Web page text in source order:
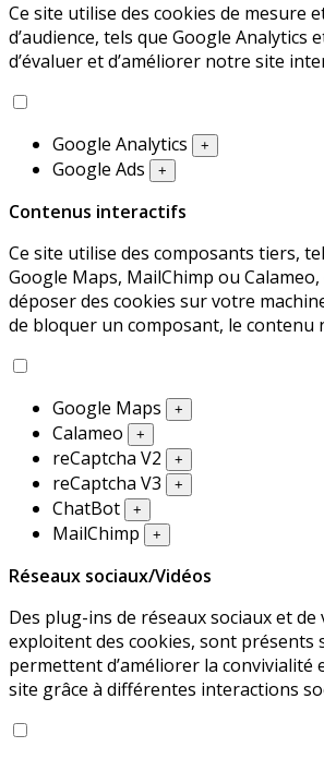
Ce site utilise des cookies de mesure
d’audience, tels que Google Analytics
d’évaluer et d’améliorer notre site
Google Analytics +
Google Ads +
Contenus interactifs
Ce site utilise des composants tiers,
Google Maps, MailChimp ou
déposer des cookies sur votre
de bloquer un composant, le contenu
Google Maps +
Calameo +
reCaptcha V2 +
reCaptcha V3 +
ChatBot +
MailChimp +
Réseaux sociaux/Vidéos
Des plug-ins de réseaux sociaux et de
exploitent des cookies, sont présents
permettent d’améliorer la convivialité
site grâce à différentes interactions